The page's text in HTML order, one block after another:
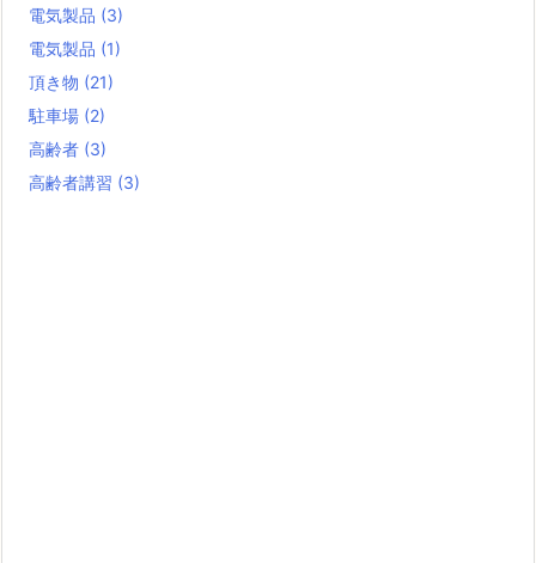
電気製品 (3)
電気製品 (1)
頂き物 (21)
駐車場 (2)
高齢者 (3)
高齢者講習 (3)